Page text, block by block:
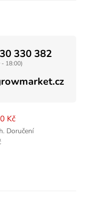
330 382
- 18:00)
Kč
Doručení